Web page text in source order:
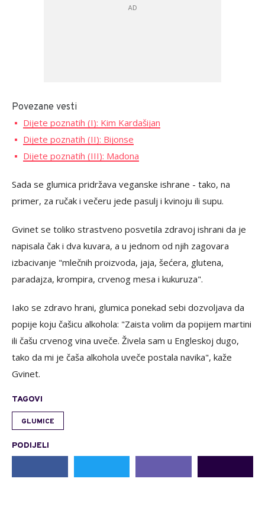
Povezane vesti
Dijete poznatih (I): Kim Kardašijan
Dijete poznatih (II): Bijonse
Dijete poznatih (III): Madona
Sada se glumica pridržava veganske ishrane - tako, na
primer, za ručak i večeru jede pasulj i kvinoju ili supu.
Gvinet se toliko strastveno posvetila zdravoj ishrani da je
napisala čak i dva kuvara, a u jednom od njih zagovara
izbacivanje "mlečnih proizvoda, jaja, šećera, glutena,
paradajza, krompira, crvenog mesa i kukuruza".
Iako se zdravo hrani, glumica ponekad sebi dozvoljava da
popije koju čašicu alkohola: "Zaista volim da popijem martini
ili čašu crvenog vina uveče. Živela sam u Engleskoj dugo,
tako da mi je čaša alkohola uveče postala navika", kaže
Gvinet.
TAGOVI
GLUMICE
PODIJELI